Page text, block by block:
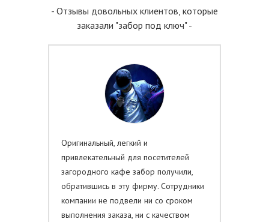
- Отзывы довольных клиентов, которые
заказали "забор под ключ" -
Оригинальный, легкий и
привлекательный для посетителей
загородного кафе забор получили,
обратившись в эту фирму. Сотрудники
компании не подвели ни со сроком
выполнения заказа, ни с качеством